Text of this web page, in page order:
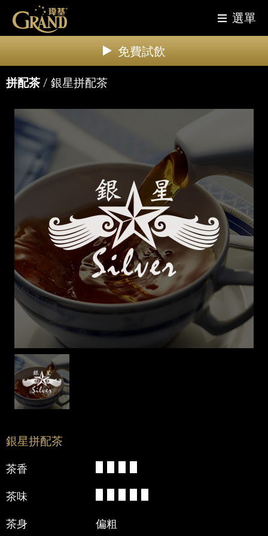
最新消息
餐飲產品
拼配茶
咖啡
餐飲設備
餐飲方案
辦公室
瑋基教室
選單
免費試飲
拼配茶/ 銀星拼配茶
銀星拼配茶
茶香
茶味
茶身
偏粗